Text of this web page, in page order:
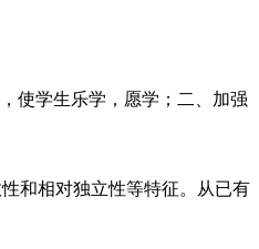
使学生乐学，愿学；二、加强
和相对独立性等特征。从已有